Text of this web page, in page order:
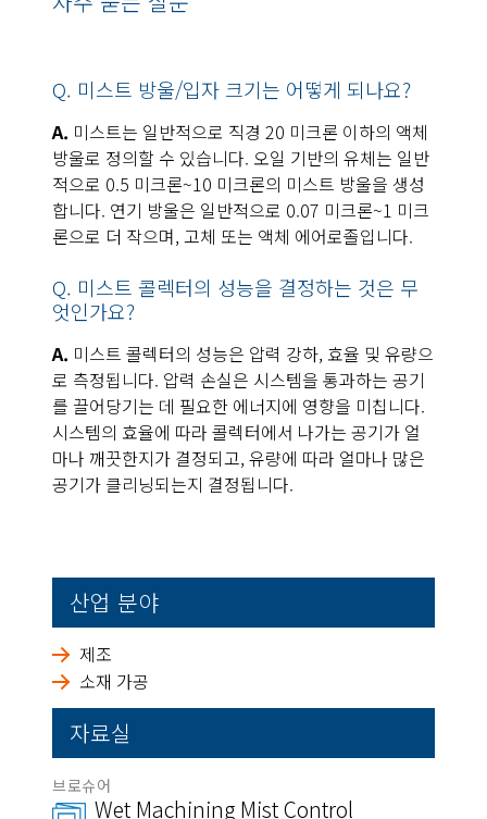
Q. 미스트 방울/입자 크기는 어떻게 되나요?
A. 미스트는 일반적으로 직경 20 미크론 이하의 액체
방울로 정의할 수 있습니다. 오일 기반의 유체는 일반
적으로 0.5 미크론~10 미크론의 미스트 방울을 생성
합니다. 연기 방울은 일반적으로 0.07 미크론~1 미크
론으로 더 작으며, 고체 또는 액체 에어로졸입니다.
Q. 미스트 콜렉터의 성능을 결정하는 것은 무
엇인가요?
A. 미스트 콜렉터의 성능은 압력 강하, 효율 및 유량으
로 측정됩니다. 압력 손실은 시스템을 통과하는 공기
를 끌어당기는 데 필요한 에너지에 영향을 미칩니다.
시스템의 효율에 따라 콜렉터에서 나가는 공기가 얼
마나 깨끗한지가 결정되고, 유량에 따라 얼마나 많은
공기가 클리닝되는지 결정됩니다.
산업 분야
제조
소재 가공
자료실
브로슈어
Wet Machining Mist Control